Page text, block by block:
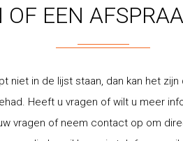
OF EEN
niet in de lijst staan, dan kan het
Heeft u vragen of wilt u meer
vragen of neem contact op om